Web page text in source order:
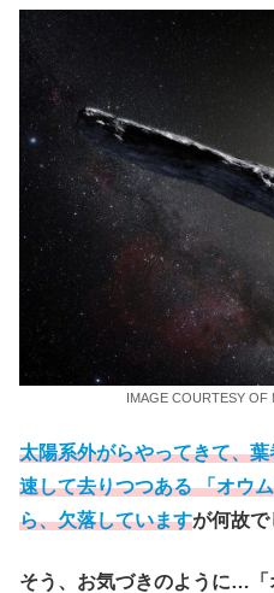
IMAGE COURTESY OF
太陽系外がらやってきて、
速して去りつつある 「オウ
ら、欠落していますが何故
そう、お気づきのように…「